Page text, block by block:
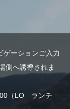
ーションご入力
側へ誘導されま
（LO ランチ